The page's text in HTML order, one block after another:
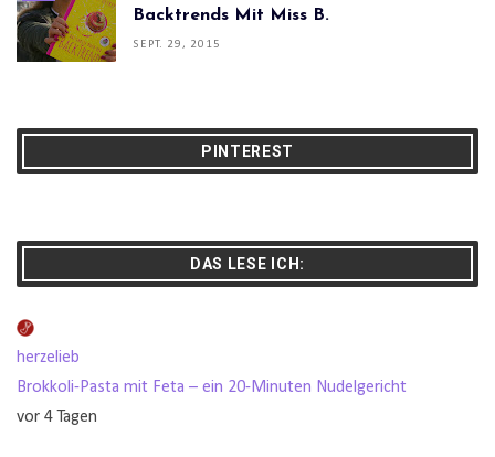
Backtrends Mit Miss B.
SEPT. 29, 2015
PINTEREST
DAS LESE ICH:
herzelieb
Brokkoli-Pasta mit Feta – ein 20-Minuten Nudelgericht
vor 4 Tagen